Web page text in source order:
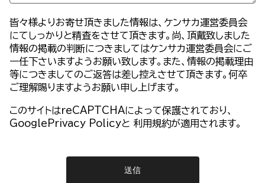
皆々様よりお寄せ頂きました情報は、ケンサカ運営委員会
にてしっかりと精査をさせて頂きます。尚、頂戴致しました
情報の掲載の判断につきましてはケンサカ運営委員会にご
一任下さいますようお願い致します。また、情報の掲載理由
等につきましてのご返答は差し控えさせて頂きます。何卒
ご理解賜りますようお願い申し上げます。
このサイトはreCAPTCHAによって保護されており、
GooglePrivacy Policyと 利用規約が適用されます。